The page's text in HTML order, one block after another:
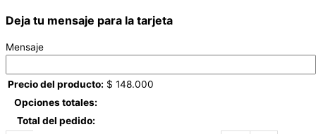
Deja tu mensaje para la tarjeta
Mensaje
Precio del producto: $ 148.000
Opciones totales:
Total del pedido: